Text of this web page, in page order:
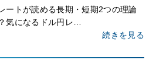
ートが読める長期・短期2つの理論
気になるドル円レ…
続きを見る